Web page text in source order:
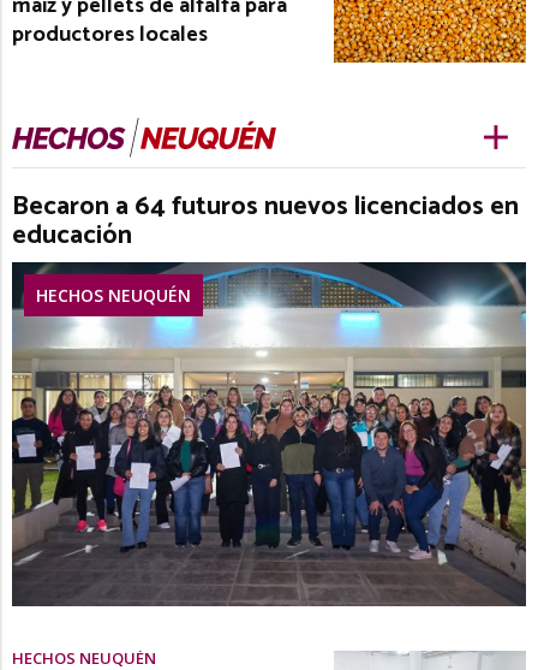
productores locales
Becaron a 64 futuros nuevos licenciados en
educación
HECHOS NEUQUÉN
HECHOS NEUQUÉN